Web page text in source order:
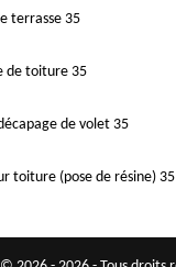
terrasse 35
de toiture 35
de volet 35
toiture (pose de résine) 35